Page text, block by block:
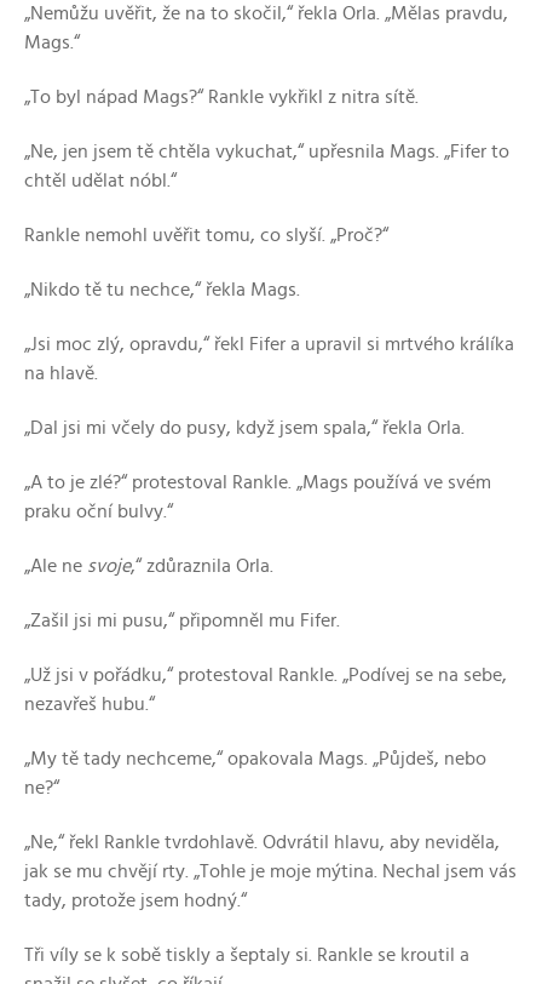
„Nemůžu uvěřit, že na to skočil,“ řekla Orla. „Mělas pravdu,
Mags.“
„To byl nápad Mags?“ Rankle vykřikl z nitra sítě.
„Ne, jen jsem tě chtěla vykuchat,“ upřesnila Mags. „Fifer to
chtěl udělat nóbl.“
Rankle nemohl uvěřit tomu, co slyší. „Proč?“
„Nikdo tě tu nechce,“ řekla Mags.
„Jsi moc zlý, opravdu,“ řekl Fifer a upravil si mrtvého králíka
na hlavě.
„Dal jsi mi včely do pusy, když jsem spala,“ řekla Orla.
„A to je zlé?“ protestoval Rankle. „Mags používá ve svém
praku oční bulvy.“
„Ale ne svoje,“ zdůraznila Orla.
„Zašil jsi mi pusu,“ připomněl mu Fifer.
„Už jsi v pořádku,“ protestoval Rankle. „Podívej se na sebe,
nezavřeš hubu.“
„My tě tady nechceme,“ opakovala Mags. „Půjdeš, nebo
ne?“
„Ne,“ řekl Rankle tvrdohlavě. Odvrátil hlavu, aby neviděla,
jak se mu chvějí rty. „Tohle je moje mýtina. Nechal jsem vás
tady, protože jsem hodný.“
Tři víly se k sobě tiskly a šeptaly si. Rankle se kroutil a